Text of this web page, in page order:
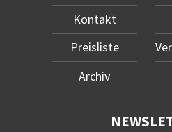
Kontakt
Preisliste
Archiv